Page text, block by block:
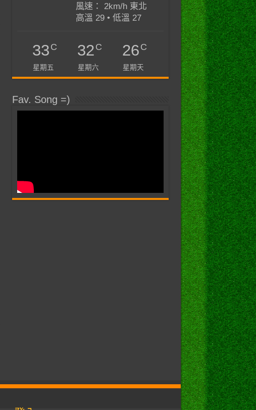
風速： 2km/h 東北
高溫 29 • 低溫 27
33C
星期五
32C
星期六
26C
星期天
Fav. Song =)